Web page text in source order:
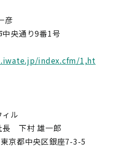
彦
央通り9番1号
index.cfm/1,ht
ル
長 下村 雄一郎
京都中央区銀座7-3-5